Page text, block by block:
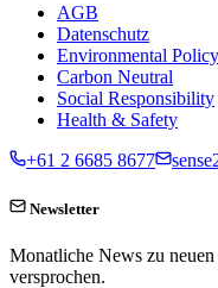
AGB
Datenschutz
Environmental Policy
Carbon Neutral
Social Responsibility
Health & Safety
+61 2 6685 8677
Newsletter
Monatliche News zu
versprochen.